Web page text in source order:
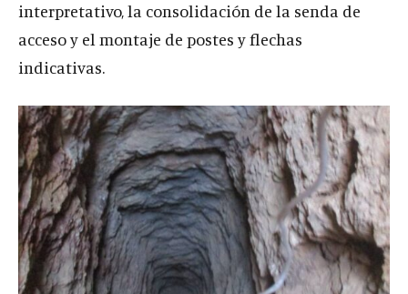
interpretativo, la consolidación de la senda de
acceso y el montaje de postes y flechas
indicativas.